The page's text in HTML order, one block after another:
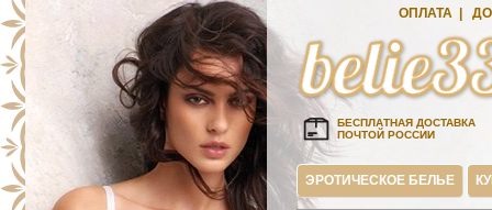
ОПЛАТА
БЕСПЛАТНАЯ ДОСТАВКА
ПОЧТОЙ РОССИИ
ЭРОТИЧЕСКОЕ БЕЛЬЕ